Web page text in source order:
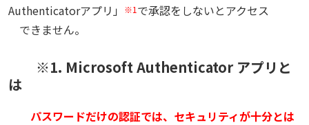
Authenticatorアプリ」
※1 で承認をしないとアクセス
できません。
※1. Microsoft Authenticator アプリと
は
パスワードだけの認証では、セキュリティが十分とは